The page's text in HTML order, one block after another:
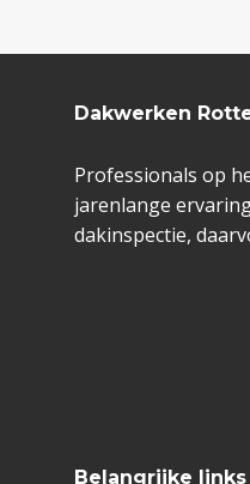
Dakwerken
Professionals op
jarenlange
dakinspectie,
Belangrijke links